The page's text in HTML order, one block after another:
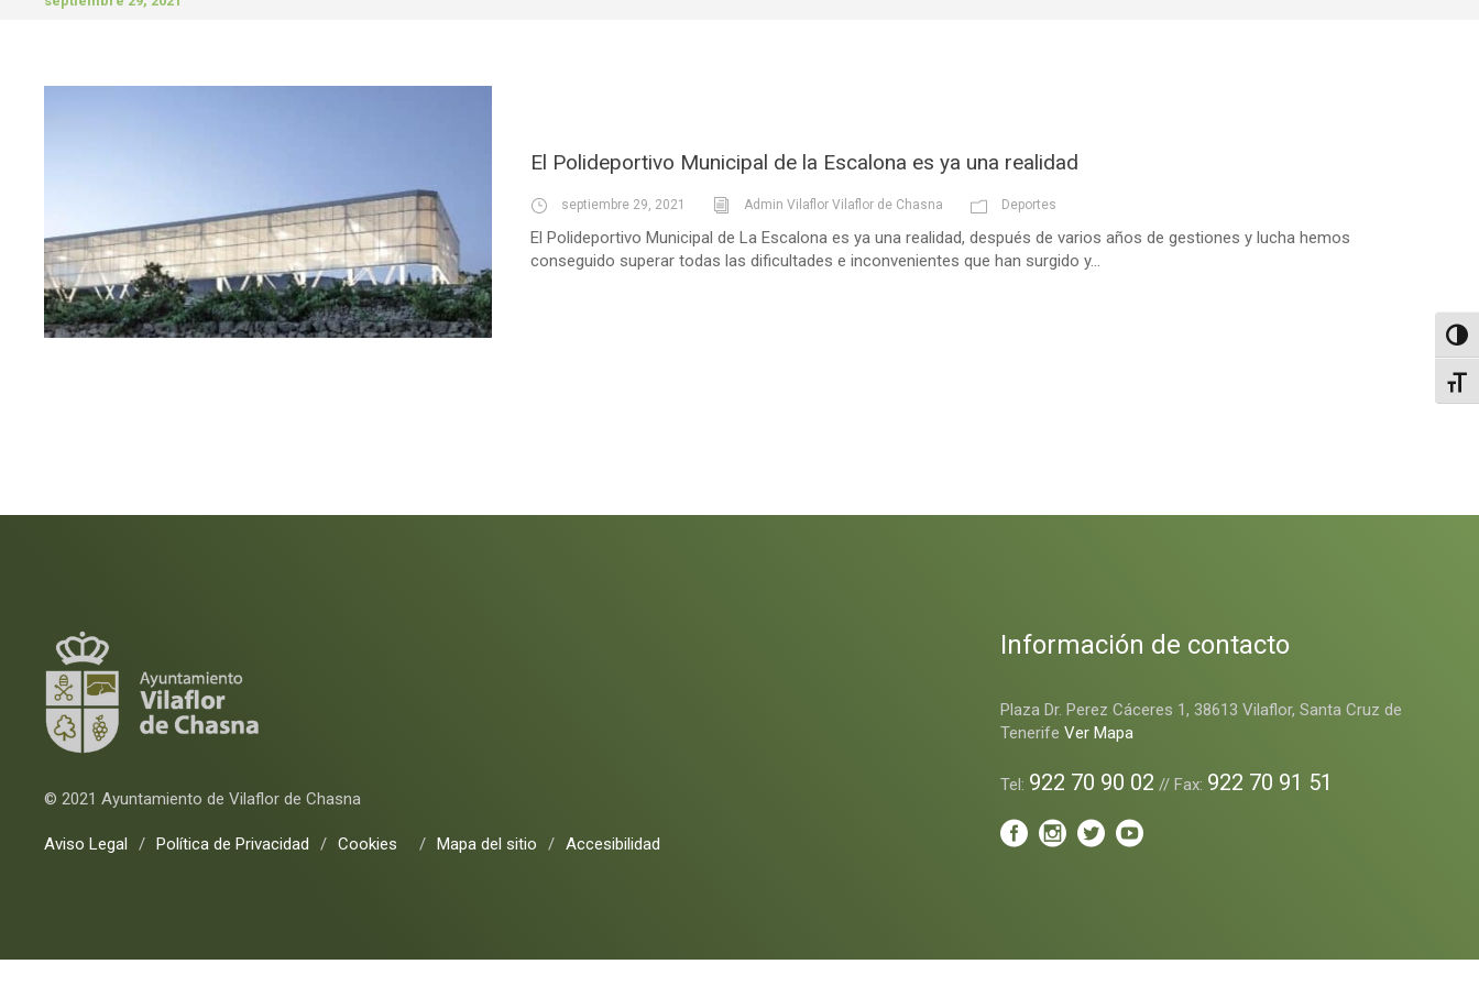
El Polideportivo Municipal de la Escalona es ya una realidad
septiembre 29, 2021 Admin Vilaflor Vilaflor de Chasna Deportes
El Polideportivo Municipal de La Escalona es ya una realidad, después de varios años de gestiones y lucha hemos
conseguido superar todas las dificultades e inconvenientes que han surgido y...
© 2021 Ayuntamiento de Vilaflor de Chasna
Aviso Legal / Política de Privacidad / Cookies / Mapa del sitio / Accesibilidad
Información de contacto
Plaza Dr. Perez Cáceres 1, 38613 Vilaflor, Santa Cruz de
TenerifeVer Mapa
Tel: 922 70 90 02 // Fax: 922 70 91 51